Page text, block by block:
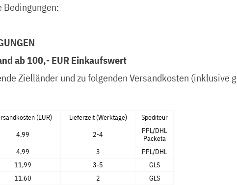
Bedingungen:
ab 100,- EUREinkaufswert
Zielländer und zu folgenden Versandkosten (inklusive
(EUR) Lieferzeit (Werktage)
Spediteur
4,99 2-4
PPL/DHL
Packeta
4,99 3
PPL/DHL
11,99 3-5
GLS
11,60 2
GLS